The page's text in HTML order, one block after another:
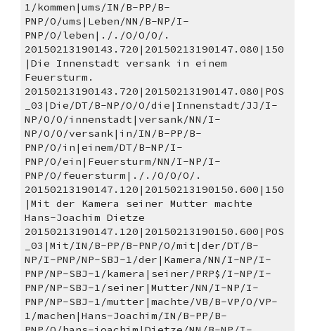
1/kommen|ums/IN/B-PP/B-
PNP/O/ums|Leben/NN/B-NP/I-
PNP/O/leben|././O/O/O/.
20150213190143.720|20150213190147.080|150
|Die Innenstadt versank in einem
Feuersturm.
20150213190143.720|20150213190147.080|POS
_03|Die/DT/B-NP/O/O/die|Innenstadt/JJ/I-
NP/O/O/innenstadt|versank/NN/I-
NP/O/O/versank|in/IN/B-PP/B-
PNP/O/in|einem/DT/B-NP/I-
PNP/O/ein|Feuersturm/NN/I-NP/I-
PNP/O/feuersturm|././O/O/O/.
20150213190147.120|20150213190150.600|150
|Mit der Kamera seiner Mutter machte
Hans-Joachim Dietze
20150213190147.120|20150213190150.600|POS
_03|Mit/IN/B-PP/B-PNP/O/mit|der/DT/B-
NP/I-PNP/NP-SBJ-1/der|Kamera/NN/I-NP/I-
PNP/NP-SBJ-1/kamera|seiner/PRP$/I-NP/I-
PNP/NP-SBJ-1/seiner|Mutter/NN/I-NP/I-
PNP/NP-SBJ-1/mutter|machte/VB/B-VP/O/VP-
1/machen|Hans-Joachim/IN/B-PP/B-